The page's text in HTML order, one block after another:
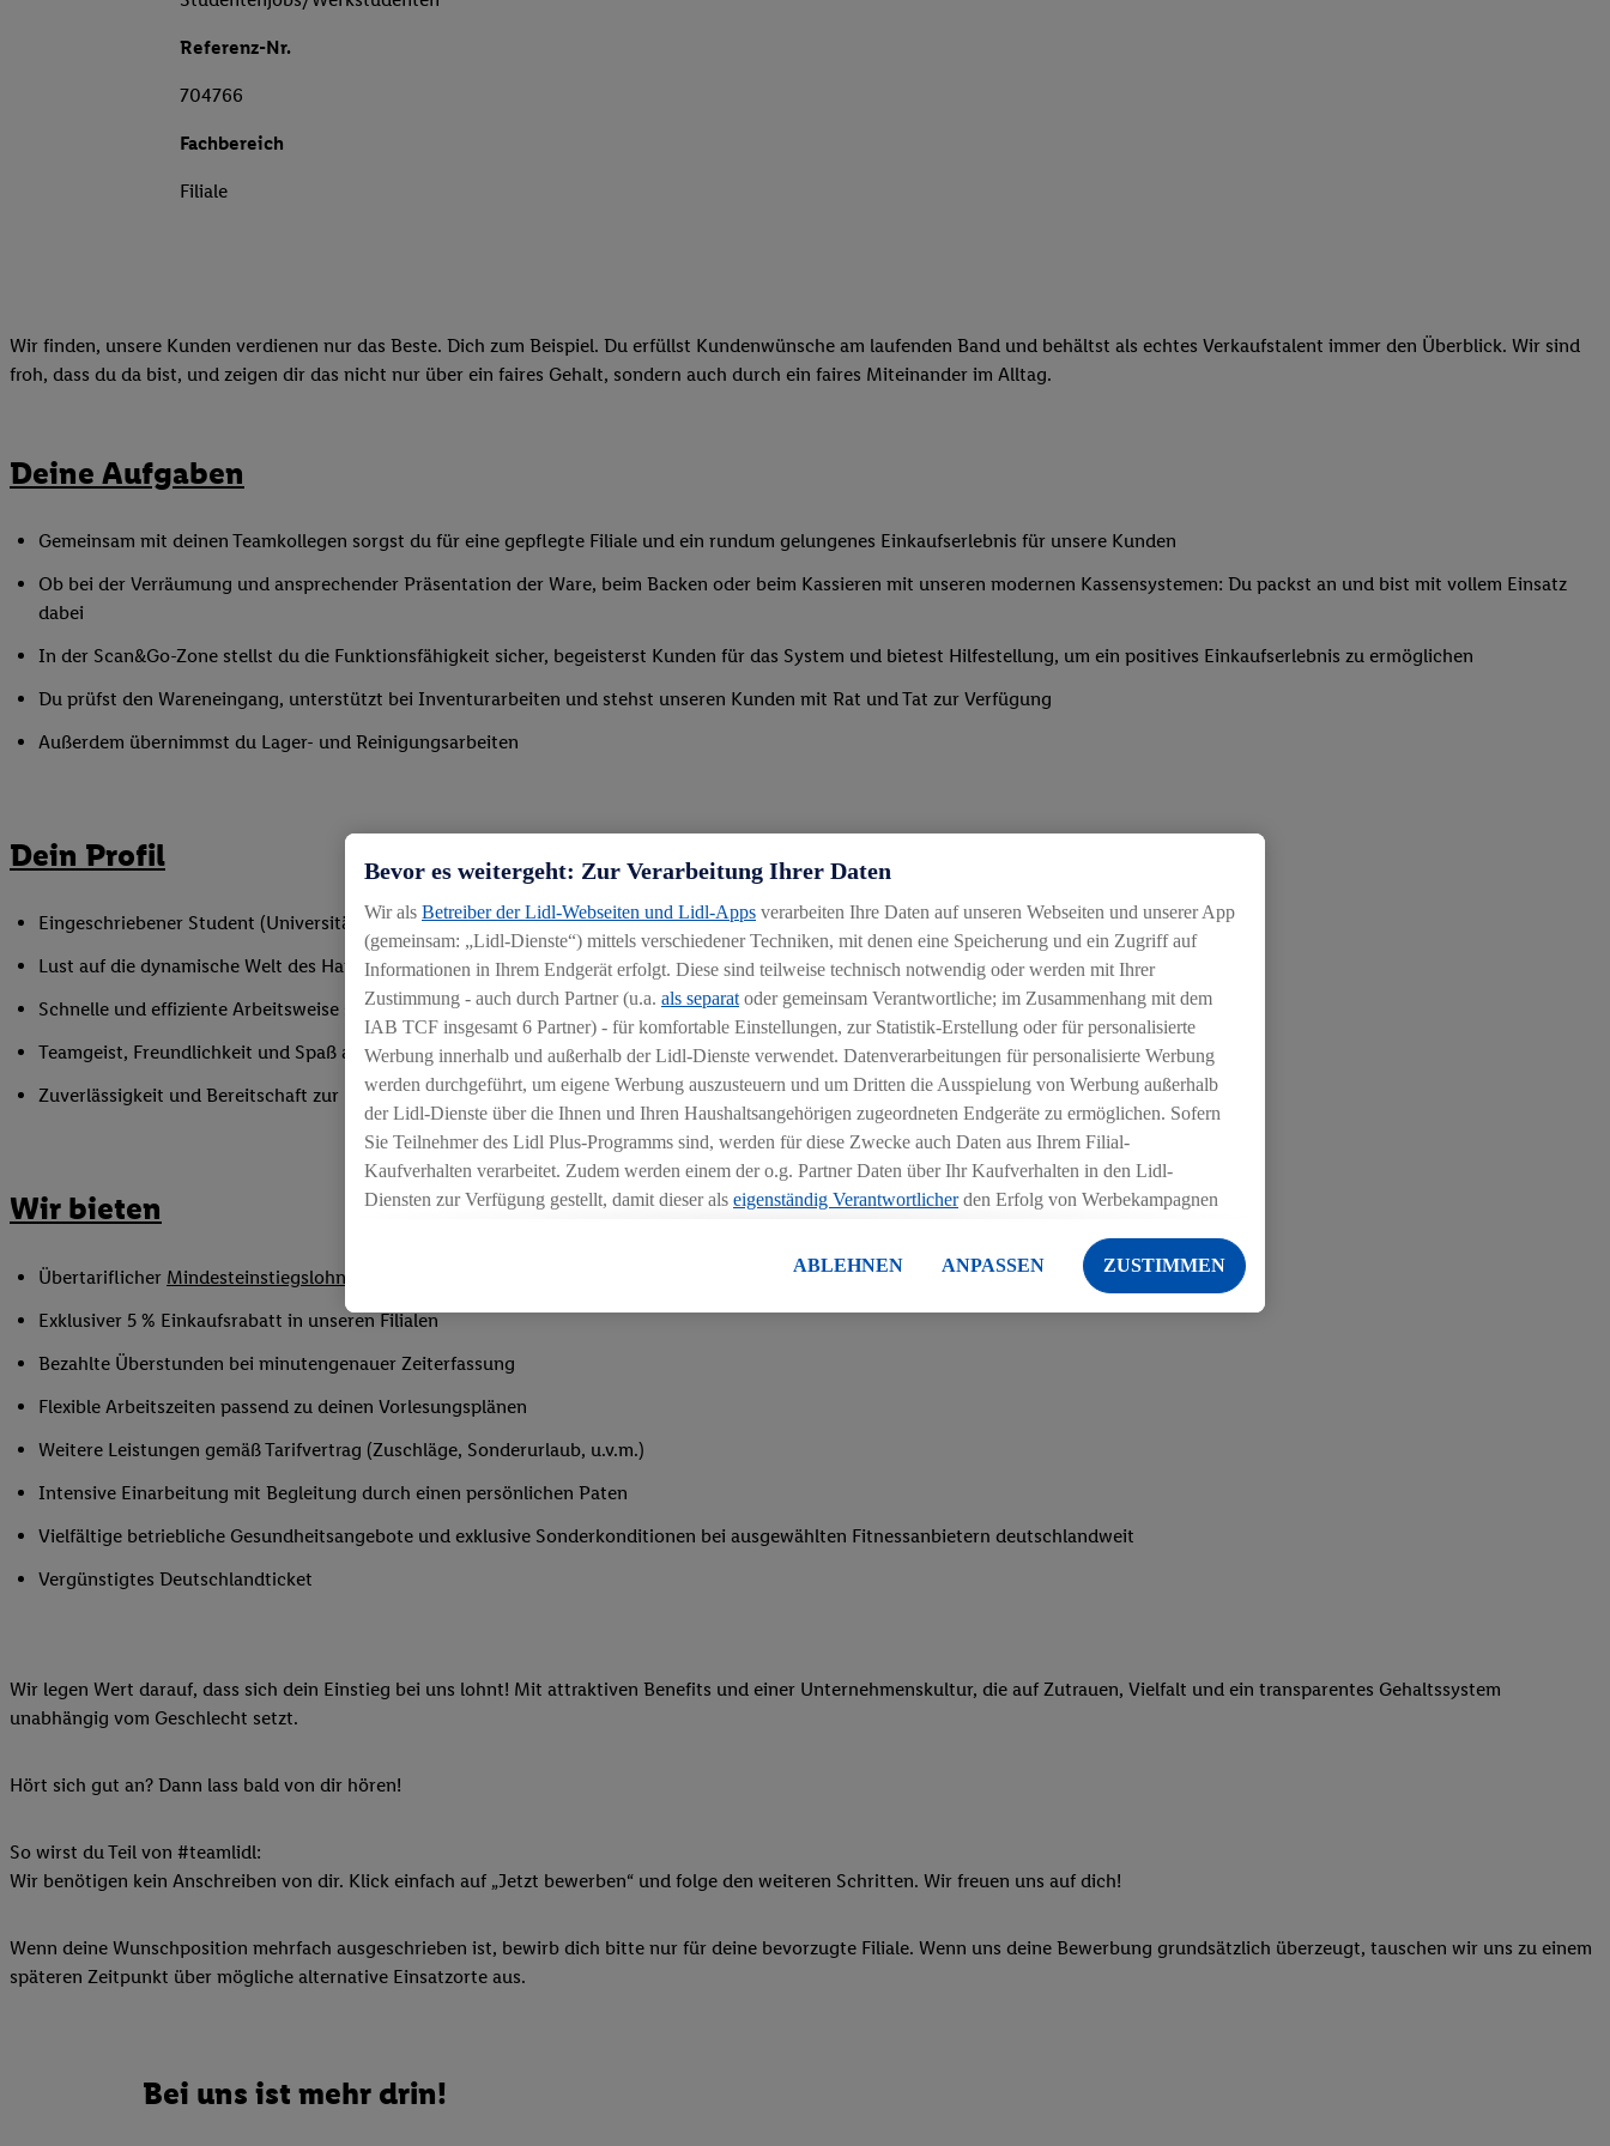
Referenz-Nr.
704766
Fachbereich
Filiale
Wir finden, unsere Kunden verdienen nur das Beste. Dich zum Beispiel. Du erfüllst Kundenwünsche am laufenden Band und behältst als echtes Verkaufstalent immer den Überblick. Wir sind
froh, dass du da bist, und zeigen dir das nicht nur über ein faires Gehalt, sondern auch durch ein faires Miteinander im Alltag.
Deine Aufgaben
Gemeinsam mit deinen Teamkollegen sorgst du für eine gepflegte Filiale und ein rundum gelungenes Einkaufserlebnis für unsere Kunden
Ob bei der Verräumung und ansprechender Präsentation der Ware, beim Backen oder beim Kassieren mit unseren modernen Kassensystemen: Du packst an und bist mit vollem Einsatz
dabei
In der Scan&Go-Zone stellst du die Funktionsfähigkeit sicher, begeisterst Kunden für das System und bietest Hilfestellung, um ein positives Einkaufserlebnis zu ermöglichen
Du prüfst den Wareneingang, unterstützt bei Inventurarbeiten und stehst unseren Kunden mit Rat und Tat zur Verfügung
Außerdem übernimmst du Lager- und Reinigungsarbeiten
Dein Profil
Eingeschriebener Student (Universität oder Hochschule)
Lust auf die dynamische Welt des Handels
Schnelle und effiziente Arbeitsweise sowie Anpassungsfähigkeit an wechselnde Aufgaben
Teamgeist, Freundlichkeit und Spaß am Umgang mit Menschen
Zuverlässigkeit und Bereitschaft zur Unterstützung in flexiblen Schichtmodellen in Absprache mit der Führungskraft
Wir bieten
Übertariflicher Mindesteinstiegslohn
Exklusiver 5 % Einkaufsrabatt in unseren Filialen
Bezahlte Überstunden bei minutengenauer Zeiterfassung
Flexible Arbeitszeiten passend zu deinen Vorlesungsplänen
Weitere Leistungen gemäß Tarifvertrag (Zuschläge, Sonderurlaub, u.v.m.)
Intensive Einarbeitung mit Begleitung durch einen persönlichen Paten
Vielfältige betriebliche Gesundheitsangebote und exklusive Sonderkonditionen bei ausgewählten Fitnessanbietern deutschlandweit
Vergünstigtes Deutschlandticket
Wir legen Wert darauf, dass sich dein Einstieg bei uns lohnt! Mit attraktiven Benefits und einer Unternehmenskultur, die auf Zutrauen, Vielfalt und ein transparentes Gehaltssystem
unabhängig vom Geschlecht setzt.
Hört sich gut an? Dann lass bald von dir hören!
So wirst du Teil von #teamlidl:
Wir benötigen kein Anschreiben von dir. Klick einfach auf „Jetzt bewerben“ und folge den weiteren Schritten. Wir freuen uns auf dich!
Wenn deine Wunschposition mehrfach ausgeschrieben ist, bewirb dich bitte nur für deine bevorzugte Filiale. Wenn uns deine Bewerbung grundsätzlich überzeugt, tauschen wir uns zu einem
späteren Zeitpunkt über mögliche alternative Einsatzorte aus.
Bei uns ist mehr drin!
Bevor es weitergeht: Zur Verarbeitung Ihrer Daten
Wir als Betreiber der Lidl-Webseiten und Lidl-Apps verarbeiten Ihre Daten auf unseren Webseiten und unserer App
(gemeinsam: „Lidl-Dienste“) mittels verschiedener Techniken, mit denen eine Speicherung und ein Zugriff auf
Informationen in Ihrem Endgerät erfolgt. Diese sind teilweise technisch notwendig oder werden mit Ihrer
Zustimmung - auch durch Partner (u.a. als separat oder gemeinsam Verantwortliche; im Zusammenhang mit dem
IAB TCF insgesamt 6 Partner) - für komfortable Einstellungen, zur Statistik-Erstellung oder für personalisierte
Werbung innerhalb und außerhalb der Lidl-Dienste verwendet. Datenverarbeitungen für personalisierte Werbung
werden durchgeführt, um eigene Werbung auszusteuern und um Dritten die Ausspielung von Werbung außerhalb
der Lidl-Dienste über die Ihnen und Ihren Haushaltsangehörigen zugeordneten Endgeräte zu ermöglichen. Sofern
Sie Teilnehmer des Lidl Plus-Programms sind, werden für diese Zwecke auch Daten aus Ihrem Filial-
Kaufverhalten verarbeitet. Zudem werden einem der o.g. Partner Daten über Ihr Kaufverhalten in den Lidl-
Diensten zur Verfügung gestellt, damit dieser als eigenständig Verantwortlicherden Erfolg von Werbekampagnen
Die Erstellung personalisierter Werbung basiert auf der Generierung von auch mit Daten von anderen Diensten
angereicherten Profilen. Dies umfasst die Zusammenführung von Daten (z.B. über Ihre Nutzung der Lidl-Dienste,
Ihr Kaufverhalten in den Lidl-Diensten, Informationen aus Ihrem Kundenkonto - z.B. Alter oder Geschlecht -
Speichern von und/ oder dem Zugriff auf Informationen auf Ihren Endgeräten zur Erstellung von Zielgruppen
(sogenannten Segmenten). Im Zusammenhang mit dem Ausspielen dieser Werbung erfolgen Verarbeitungen auch
zur technischen Sicherung und Optimierung dieser Werbeausspielungen.
Sofern Sie hier Ihre Zustimmung dazu erteilen und danach ein Lidl Plus-Konto erstellen bzw. sich in Ihr
in gemeinsamer Verantwortlichkeit mit einem der oben genannten Partner verwendet werden, um daraus eine
Zudem erlauben Sie uns, der Utiq SA/NV („Utiq“) und IhremTelekommunikationsnetzbetreiber, die Utiq-
Adresse und einer Kundenkonto-Referenz, wie z.B. Ihrer Mobilfunknummer, eine Kennung für Utiq erstellt. Wir
können Ihre Einwilligung speziell zur Nutzung der Utiq-Technologie - zusätzlich zur weiter unten erläuterten
(„consenthub“)oder über „Anpassen“/„Nutzung der Telekommunikations-basierten Utiq-Technologie für digitales
Marketing“ am unteren Ende dieser Einwilligung (nur für die Lidl-Dienste) widerrufen. Weitere Informationen
sämtlicher genannten Partner zu. Weitere Informationen, auch zur Speicherdauer der Daten und zu Ihrem Recht,
ABLEHNEN ANPASSEN ZUSTIMMEN